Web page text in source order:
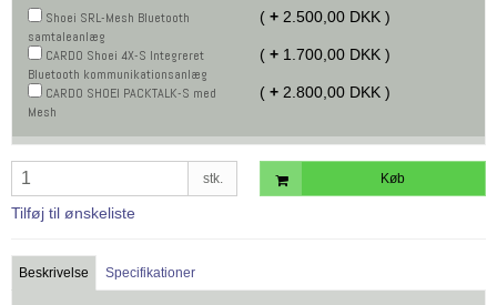
samtaleanlæg
( + 2.500,00 DKK )
Bluetooth kommunikationsanlæg
( + 1.700,00 DKK )
Mesh
( + 2.800,00 DKK )
stk. Køb
Tilføj til ønskeliste
Beskrivelse Specifikationer